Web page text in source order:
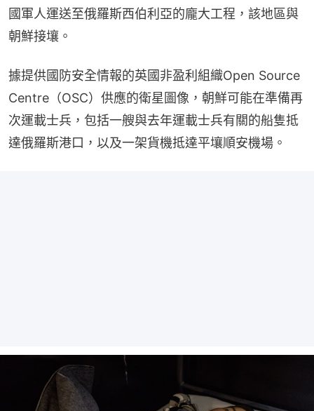
國軍人運送至俄羅斯西伯利亞的龐大工程，該地區與
朝鮮接壤。
據提供國防安全情報的英國非盈利組織Open Source
Centre（OSC）供應的衛星圖像，朝鮮可能在準備再
次運載士兵，包括一艘與去年運載士兵有關的船隻抵
達俄羅斯港口，以及一架貨機抵達平壤順安機場。